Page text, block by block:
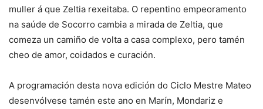
muller á que Zeltia rexeitaba. O repentino empeoramento
na saúde de Socorro cambia a mirada de Zeltia, que
comeza un camiño de volta a casa complexo, pero tamén
cheo de amor, coidados e curación.
A programación desta nova edición do Ciclo Mestre Mateo
desenvólvese tamén este ano en Marín, Mondariz e